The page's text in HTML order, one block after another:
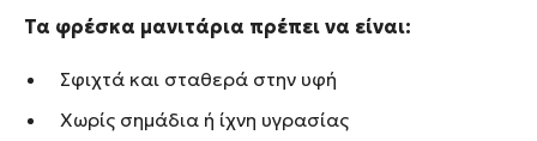
Τα φρέσκα μανιτάρια πρέπει να είναι:
Σφιχτά και σταθερά στην υφή
Χωρίς σημάδια ή ίχνη υγρασίας